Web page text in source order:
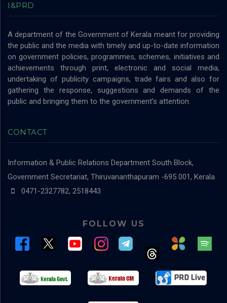
I&PRD
A department of the Government of Kerala meant for providing
the public and the media with timely and up-to-date information
on government policies, programmes, schemes, initiatives and
achievements through print, electronic and social media,
undertaking of publicity campaigns, trade fairs and also for
gathering the response, suggestions and demands of the
public and bringing them to the government’s attention.
CONTACT
Information & Public Relations Department South Block,
Government Secretariat, Thiruvananthapuram -695 001, Kerala
0471-2327782, 2518443
FOLLOW US